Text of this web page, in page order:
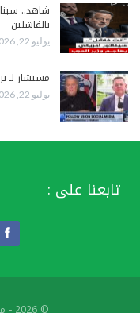
شاهد..
بالفاشلين
يوليو 22, 2026
مستشار لـ
يوليو 22, 2026
تابعنا على :